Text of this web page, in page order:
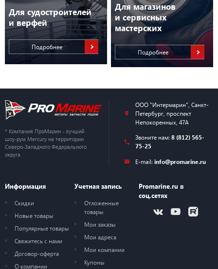
Для судостроителей
и верфей
Подробнее
Для магазинов
и сервисных
мастерских
Подробнее
* Компания ПроМарин - лучший
шоу-рум Mercury на территории
Северо-Западного Федерального
округа
ООО "Интермарин" Санкт-
Петербург, проспект
Непокоренных, 47А
Звоните нам: 8 (812) 565-
75-25
E-mail: info@promarine.ru
Информация
Скидки
Новые товары
Популярные товары
Свяжитесь с нами
Договор-оферта
О компании
Учетная запись
Отложенные
товары
Мои заказы
Мои адреса
Мои компании
Купоны
Promarine.ru в
соц.сетях